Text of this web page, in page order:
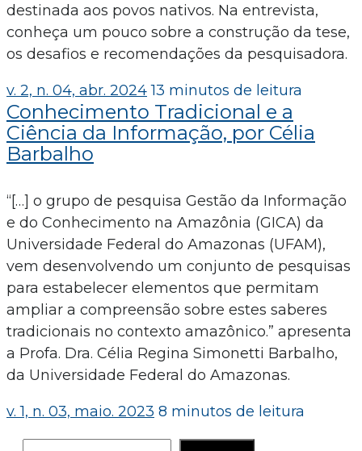
destinada aos povos nativos. Na entrevista,
conheça um pouco sobre a construção da tese,
os desafios e recomendações da pesquisadora.
v. 2, n. 04, abr. 2024 13 minutos de leitura
Conhecimento Tradicional e a
Ciência da Informação, por Célia
Barbalho
“[…] o grupo de pesquisa Gestão da Informação
e do Conhecimento na Amazônia (GICA) da
Universidade Federal do Amazonas (UFAM),
vem desenvolvendo um conjunto de pesquisas
para estabelecer elementos que permitam
ampliar a compreensão sobre estes saberes
tradicionais no contexto amazônico.” apresenta
a Profa. Dra. Célia Regina Simonetti Barbalho,
da Universidade Federal do Amazonas.
v. 1, n. 03, maio. 2023 8 minutos de leitura